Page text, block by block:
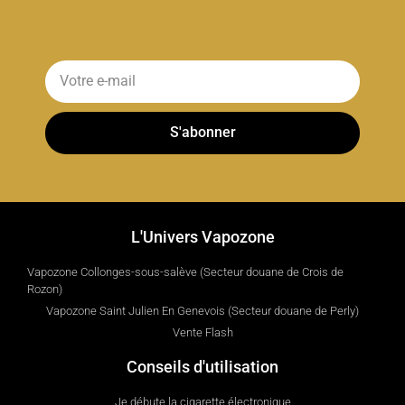
S'abonner
L'Univers Vapozone
Vapozone Collonges-sous-salève (Secteur douane de Crois de
Rozon)
Vapozone Saint Julien En Genevois (Secteur douane de Perly)
Vente Flash
Conseils d'utilisation
Je débute la cigarette électronique